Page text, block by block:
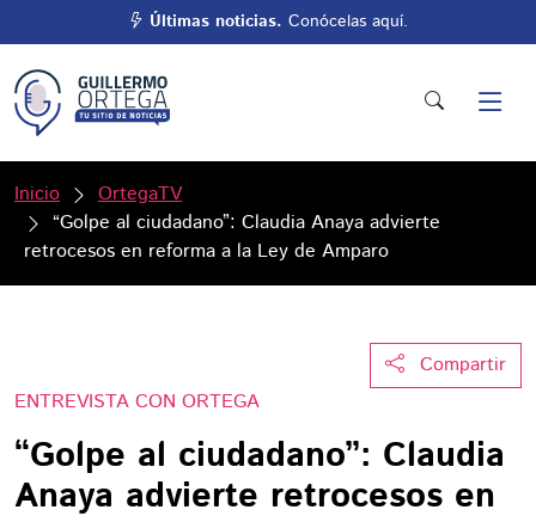
Últimas noticias. Conócelas aquí.
Inicio
OrtegaTV
“Golpe al ciudadano”: Claudia Anaya advierte
retrocesos en reforma a la Ley de Amparo
Compartir
ENTREVISTA CON ORTEGA
“Golpe al ciudadano”: Claudia
Anaya advierte retrocesos en